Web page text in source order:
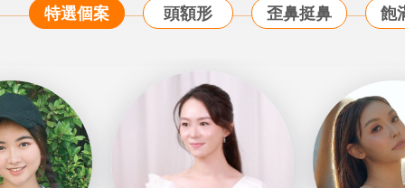
特選個案 頭額形 歪鼻挺鼻 飽